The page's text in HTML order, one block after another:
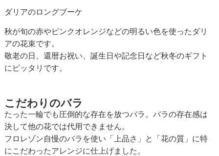
ダリアのロングブーケ
秋が旬の赤やピンクオレンジなどの明るい色を使ったダリ
アの花束です。
敬老の日、還暦お祝い、誕生日や記念日など秋冬のギフト
にピッタリです。
こだわりのバラ
たった一輪でも圧倒的な存在を放つバラ。バラの存在感は
決して他の花では代用できません。
フロレゾン自慢のバラを使い「上品さ」と「花の質」に特
にこだわったアレンジに仕上げました。